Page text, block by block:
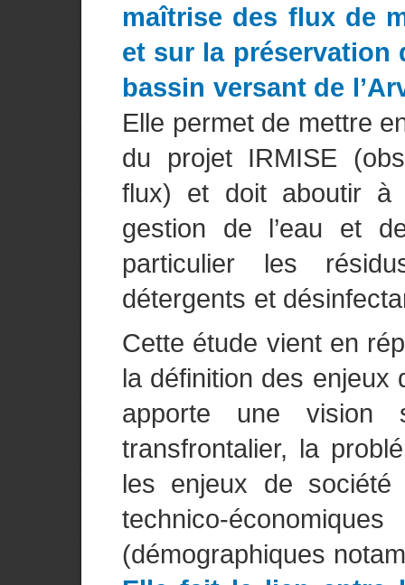
maîtrise des flux de
et sur la préservation
bassin versant de
Elle permet de mettre
du projet IRMISE
flux) et doit aboutir à
gestion de l’eau et
particulier les
détergents et
Cette étude vient en
la définition des enjeux
apporte une vision
transfrontalier, la
les enjeux de
technico-
(démographiques